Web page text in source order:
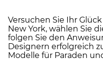
Versuchen Sie Ihr
New York, wählen Sie
folgen Sie den
Designern erfolgreich
Modelle für Paraden